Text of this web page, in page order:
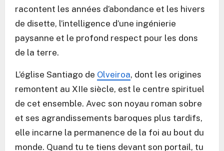
racontent les années d’abondance et les hivers
de disette, l’intelligence d’une ingénierie
paysanne et le profond respect pour les dons
de la terre.
L’église Santiago de Olveiroa, dont les origines
remontent au XIIe siècle, est le centre spirituel
de cet ensemble. Avec son noyau roman sobre
et ses agrandissements baroques plus tardifs,
elle incarne la permanence de la foi au bout du
monde. Quand tu te tiens devant son portail, tu